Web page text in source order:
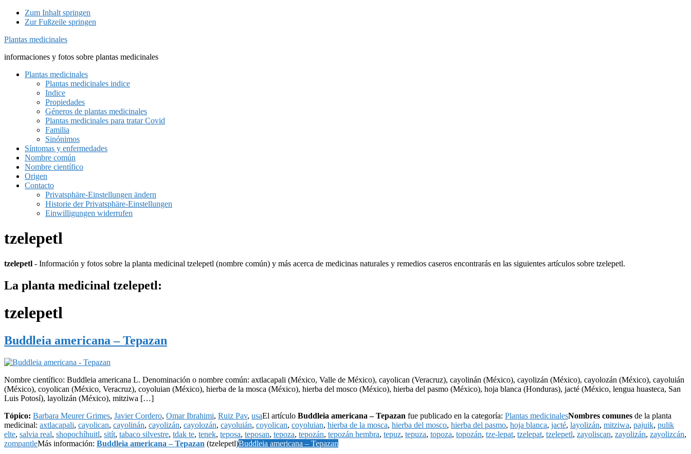
Zum Inhalt springen
Zur Fußzeile springen
Plantas medicinales
informaciones y fotos sobre plantas medicinales
Plantas medicinales
Plantas medicinales indice
Indice
Propiedades
Géneros de plantas medicinales
Plantas medicinales para tratar Covid
Familia
Sinónimos
Síntomas y enfermedades
Nombre común
Nombre científico
Origen
Contacto
Privatsphäre-Einstellungen ändern
Historie der Privatsphäre-Einstellungen
Einwilligungen widerrufen
tzelepetl
tzelepetl - Información y fotos sobre la planta medicinal tzelepetl (nombre común) y más acerca de medicinas naturales y remedios caseros encontrarás en las siguientes artículos sobre tzelepetl.
La planta medicinal tzelepetl:
tzelepetl
Buddleia americana – Tepazan
Nombre científico: Buddleia americana L. Denominación o nombre común: axtlacapali (México, Valle de México), cayolican (Veracruz), cayolinán (México), cayolizán (México), cayolozán (México), cayoluián
(México), coyolican (México, Veracruz), coyoluian (México), hierba de la mosca (México), hierba del mosco (México), hierba del pasmo (México), hoja blanca (Honduras), jacté (México, lengua huasteca, San
Luis Potosí), layolizán (México), mitziwa […]
Tópico: Barbara Meurer Grimes, Javier Cordero, Omar Ibrahimi, Ruiz Pav, usaEl artículo Buddleia americana – Tepazan fue publicado en la categoría: Plantas medicinalesNombres comunes de la planta
medicinal: axtlacapali, cayolican, cayolinán, cayolizán, cayolozán, cayoluián, coyolican, coyoluian, hierba de la mosca, hierba del mosco, hierba del pasmo, hoja blanca, jacté, layolizán, mitziwa, pajuik, pulik
elte, salvia real, shopochíhuitl, sitít, tabaco silvestre, tdak te, tenek, teposa, teposan, tepoza, tepozán, tepozán hembra, tepuz, tepuza, topoza, topozán, tze-lepat, tzelepat, tzelepetl, zayoliscan, zayolizán, zayolizcán,
zompantleMás información: Buddleia americana – Tepazan (tzelepetl)Buddleia americana – Tepazan